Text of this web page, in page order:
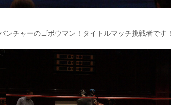
チャーのゴボウマン！タイトルマッチ挑戦者です！